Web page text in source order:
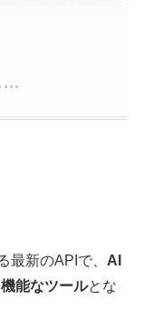
最新のAPIで、 AI
能なツールとな